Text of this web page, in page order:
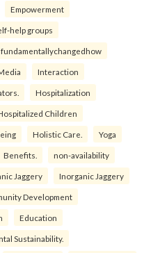
Empowerment
help groups
fundamentallychangedhow
Interaction
Hospitalization
Children
Holistic Care. Yoga
Benefits. non-availability
Jaggery Inorganic Jaggery
Development
Education
Sustainability.